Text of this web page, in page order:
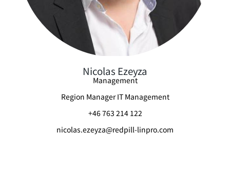
Nicolas Ezeyza
Management
Region Manager IT Management
+46 763 214 122
nicolas.ezeyza@redpill-linpro.com